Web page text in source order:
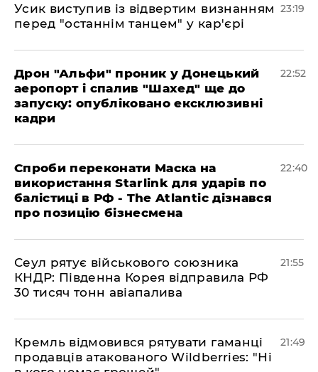
​Усик виступив із відвертим визнанням
перед "останнім танцем" у кар'єрі
23:19
​Дрон "Альфи" проник у Донецький
аеропорт і спалив "Шахед" ще до
запуску: опубліковано ексклюзивні
кадри
22:52
​Спроби переконати Маска на
використання Starlink для ударів по
балістиці в РФ - The Atlantic дізнався
про позицію бізнесмена
22:40
​Сеул рятує військового союзника
КНДР: Південна Корея відправила РФ
30 тисяч тонн авіапалива
21:55
​Кремль відмовився рятувати гаманці
продавців атакованого Wildberries: "Ні
21:49